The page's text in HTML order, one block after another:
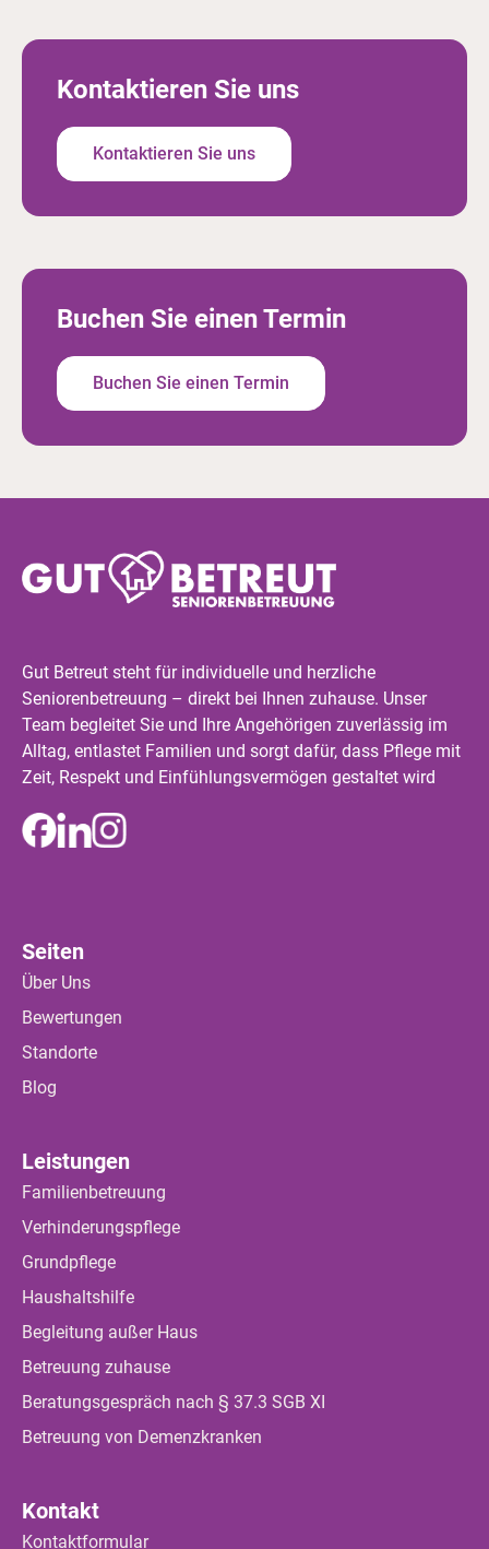
Kontaktieren Sie uns
Kontaktieren Sie uns
Buchen Sie einen Termin
Buchen Sie einen Termin
Gut Betreut steht für individuelle und herzliche
Seniorenbetreuung – direkt bei Ihnen zuhause. Unser
Team begleitet Sie und Ihre Angehörigen zuverlässig im
Alltag, entlastet Familien und sorgt dafür, dass Pflege mit
Zeit, Respekt und Einfühlungsvermögen gestaltet wird
Seiten
Über Uns
Bewertungen
Standorte
Blog
Leistungen
Familienbetreuung
Verhinderungspflege
Grundpflege
Haushaltshilfe
Begleitung außer Haus
Betreuung zuhause
Beratungsgespräch nach § 37.3 SGB XI
Betreuung von Demenzkranken
Kontakt
Kontaktformular